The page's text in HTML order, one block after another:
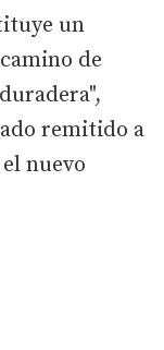
un
de
remitido a
nuevo